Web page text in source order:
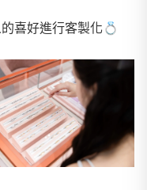
喜好進行客製化💍